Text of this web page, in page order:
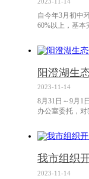
自今年3月初中
60%以上，基本
在秉持“生活的
理念。在已有绿
阳澄湖生
2023-11-14
8月31日～9月1
办公室委托，
2013-2015年阳
关资料台账，并
地建设和生态
设、
2023-11-14